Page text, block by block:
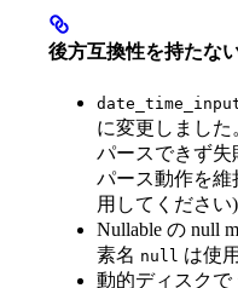
後方互換性を持たな
に変更しました
パースできず
パース動作を維
用してください)
Nullable の null
素名 null は使
動的ディスクで